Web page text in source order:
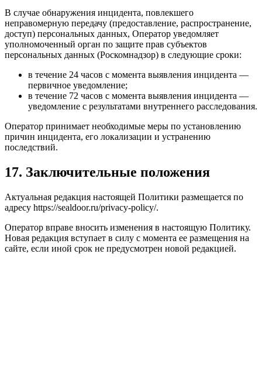
В случае обнаружения инцидента, повлекшего
неправомерную передачу (предоставление, распространение,
доступ) персональных данных, Оператор уведомляет
уполномоченный орган по защите прав субъектов
персональных данных (Роскомнадзор) в следующие сроки:
в течение 24 часов с момента выявления инцидента —
первичное уведомление;
в течение 72 часов с момента выявления инцидента —
уведомление с результатами внутреннего расследования.
Оператор принимает необходимые меры по установлению
причин инцидента, его локализации и устранению
последствий.
17. Заключительные положения
Актуальная редакция настоящей Политики размещается по
адресу https://sealdoor.ru/privacy-policy/.
Оператор вправе вносить изменения в настоящую Политику.
Новая редакция вступает в силу с момента ее размещения на
сайте, если иной срок не предусмотрен новой редакцией.